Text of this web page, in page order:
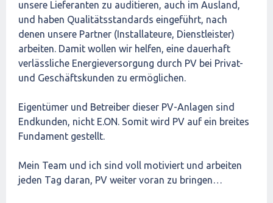
unsere Lieferanten zu auditieren, auch im Ausland,
und haben Qualitätsstandards eingeführt, nach
denen unsere Partner (Installateure, Dienstleister)
arbeiten. Damit wollen wir helfen, eine dauerhaft
verlässliche Energieversorgung durch PV bei Privat-
und Geschäftskunden zu ermöglichen.
Eigentümer und Betreiber dieser PV-Anlagen sind
Endkunden, nicht E.ON. Somit wird PV auf ein breites
Fundament gestellt.
Mein Team und ich sind voll motiviert und arbeiten
jeden Tag daran, PV weiter voran zu bringen…